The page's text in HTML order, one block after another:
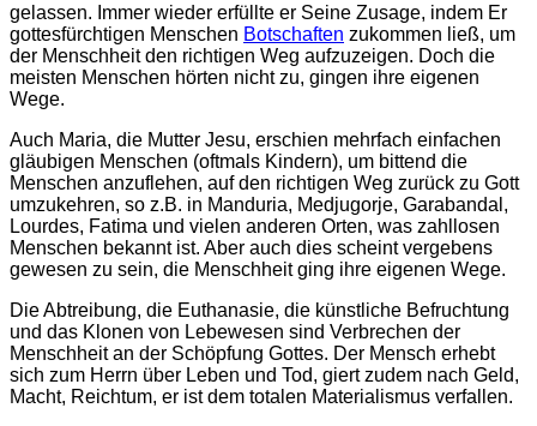
gelassen. Immer wieder erfüllte er Seine Zusage, indem Er
gottesfürchtigen Menschen Botschaften zukommen ließ, um
der Menschheit den richtigen Weg aufzuzeigen. Doch die
meisten Menschen hörten nicht zu, gingen ihre eigenen
Wege.
Auch Maria, die Mutter Jesu, erschien mehrfach einfachen
gläubigen Menschen (oftmals Kindern), um bittend die
Menschen anzuflehen, auf den richtigen Weg zurück zu Gott
umzukehren, so z.B. in Manduria, Medjugorje, Garabandal,
Lourdes, Fatima und vielen anderen Orten, was zahllosen
Menschen bekannt ist. Aber auch dies scheint vergebens
gewesen zu sein, die Menschheit ging ihre eigenen Wege.
Die Abtreibung, die Euthanasie, die künstliche Befruchtung
und das Klonen von Lebewesen sind Verbrechen der
Menschheit an der Schöpfung Gottes. Der Mensch erhebt
sich zum Herrn über Leben und Tod, giert zudem nach Geld,
Macht, Reichtum, er ist dem totalen Materialismus verfallen.